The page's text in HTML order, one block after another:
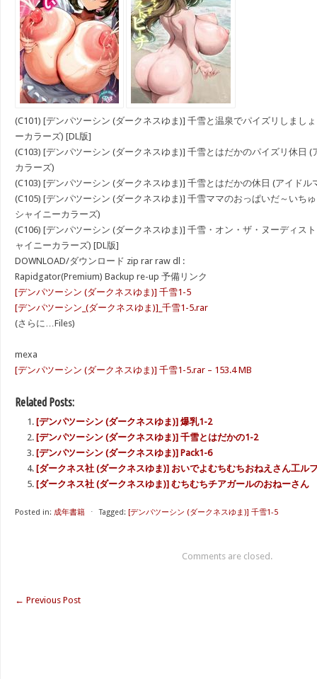
(C101) [デンパツーシン (ダークネスゆま)] 千雪と温泉でパイズリしまし
ーカラーズ) [DL版]
(C103) [デンパツーシン (ダークネスゆま)] 千雪とはだかのパイズリ休日
カラーズ)
(C103) [デンパツーシン (ダークネスゆま)] 千雪とはだかの休日 (アイド
(C105) [デンパツーシン (ダークネスゆま)] 千雪ママのおっぱいだ～いち
シャイニーカラーズ)
(C106) [デンパツーシン (ダークネスゆま)] 千雪・オン・ザ・ヌーディス
ャイニーカラーズ) [DL版]
DOWNLOAD/ダウンロード zip rar raw dl :
Rapidgator(Premium) Backup re-up 予備リンク
[デンパツーシン (ダークネスゆま)] 千雪1-5
[デンパツーシン_(ダークネスゆま)]_千雪1-5.rar
(さらに…Files)
mexa
[デンパツーシン (ダークネスゆま)] 千雪1-5.rar – 153.4 MB
Related Posts:
[デンパツーシン (ダークネスゆま)] 爆乳1-2
[デンパツーシン (ダークネスゆま)] 千雪とはだかの1-2
[デンパツーシン (ダークネスゆま)] Pack1-6
[ダークネス社 (ダークネスゆま)] おいでよむちむちおねえさん工ル
[ダークネス社 (ダークネスゆま)] むちむちチアガールのおねーさん
Posted in: 成年書籍 ⋅ Tagged: [デンパツーシン (ダークネスゆま)] 千雪1-5
Comments are closed.
← Previous Post